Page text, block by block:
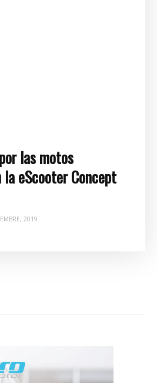
las motos
eScooter Concept
2019